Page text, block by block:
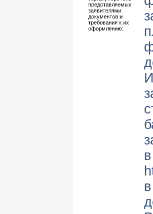
представляемых
заявителями
документов и
требования к их
оформлению: